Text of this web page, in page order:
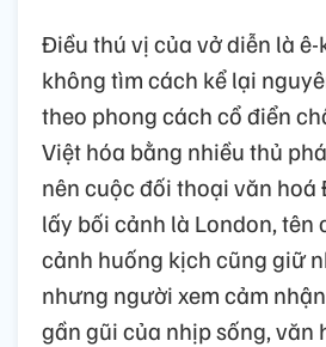
Điều thú vị của vở diễn là
không tìm cách kể lại
theo phong cách cổ điển
Việt hóa bằng nhiều thủ
nên cuộc đối thoại văn hoá
lấy bối cảnh là London, tên
cảnh huống kịch cũng giữ
nhưng người xem cảm
gần gũi của nhịp sống, văn